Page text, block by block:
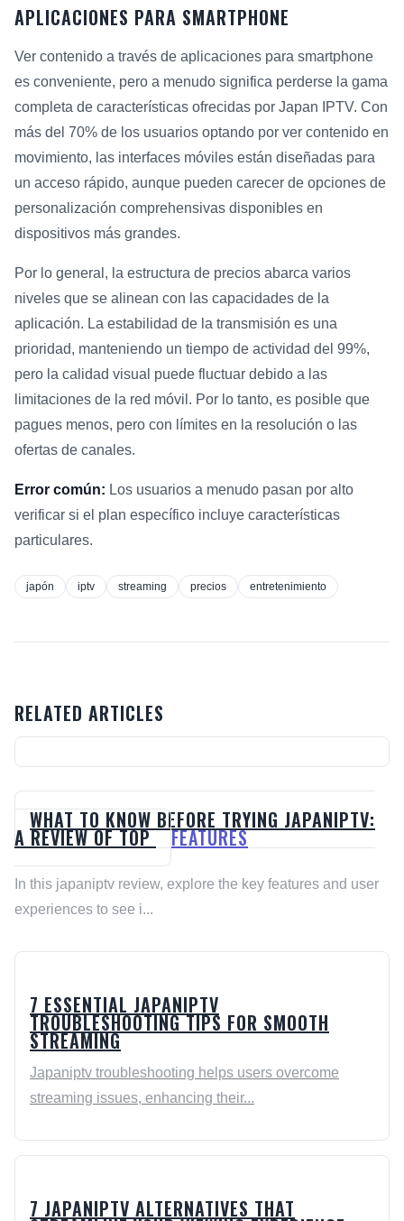
APLICACIONES PARA SMARTPHONE
Ver contenido a través de aplicaciones para smartphone
es conveniente, pero a menudo significa perderse la gama
completa de características ofrecidas por Japan IPTV. Con
más del 70% de los usuarios optando por ver contenido en
movimiento, las interfaces móviles están diseñadas para
un acceso rápido, aunque pueden carecer de opciones de
personalización comprehensivas disponibles en
dispositivos más grandes.
Por lo general, la estructura de precios abarca varios
niveles que se alinean con las capacidades de la
aplicación. La estabilidad de la transmisión es una
prioridad, manteniendo un tiempo de actividad del 99%,
pero la calidad visual puede fluctuar debido a las
limitaciones de la red móvil. Por lo tanto, es posible que
pagues menos, pero con límites en la resolución o las
ofertas de canales.
Error común: Los usuarios a menudo pasan por alto
verificar si el plan específico incluye características
particulares.
japón iptv streaming precios entretenimiento
RELATED ARTICLES
WHAT TO KNOW BEFORE TRYING JAPANIPTV:
A REVIEW OF TOP FEATURES
In this japaniptv review, explore the key features and user
experiences to see i...
7 ESSENTIAL JAPANIPTV
TROUBLESHOOTING TIPS FOR SMOOTH
STREAMING
Japaniptv troubleshooting helps users overcome
streaming issues, enhancing their...
7 JAPANIPTV ALTERNATIVES THAT